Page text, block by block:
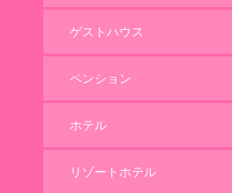
ゲストハウス
ペンション
ホテル
リゾートホテル